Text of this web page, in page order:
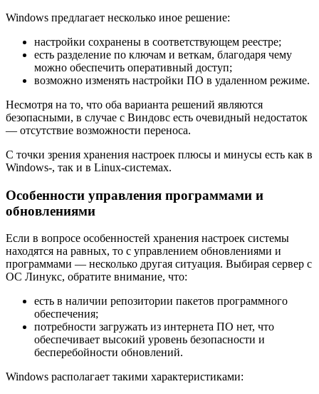
Windows предлагает несколько иное решение:
настройки сохранены в соответствующем реестре;
есть разделение по ключам и веткам, благодаря чему
можно обеспечить оперативный доступ;
возможно изменять настройки ПО в удаленном режиме.
Несмотря на то, что оба варианта решений являются
безопасными, в случае с Виндовс есть очевидный недостаток
— отсутствие возможности переноса.
С точки зрения хранения настроек плюсы и минусы есть как в
Windows-, так и в Linux-системах.
Особенности управления программами и
обновлениями
Если в вопросе особенностей хранения настроек системы
находятся на равных, то с управлением обновлениями и
программами — несколько другая ситуация. Выбирая сервер с
ОС Линукс, обратите внимание, что:
есть в наличии репозитории пакетов программного
обеспечения;
потребности загружать из интернета ПО нет, что
обеспечивает высокий уровень безопасности и
бесперебойности обновлений.
Windows располагает такими характеристиками: